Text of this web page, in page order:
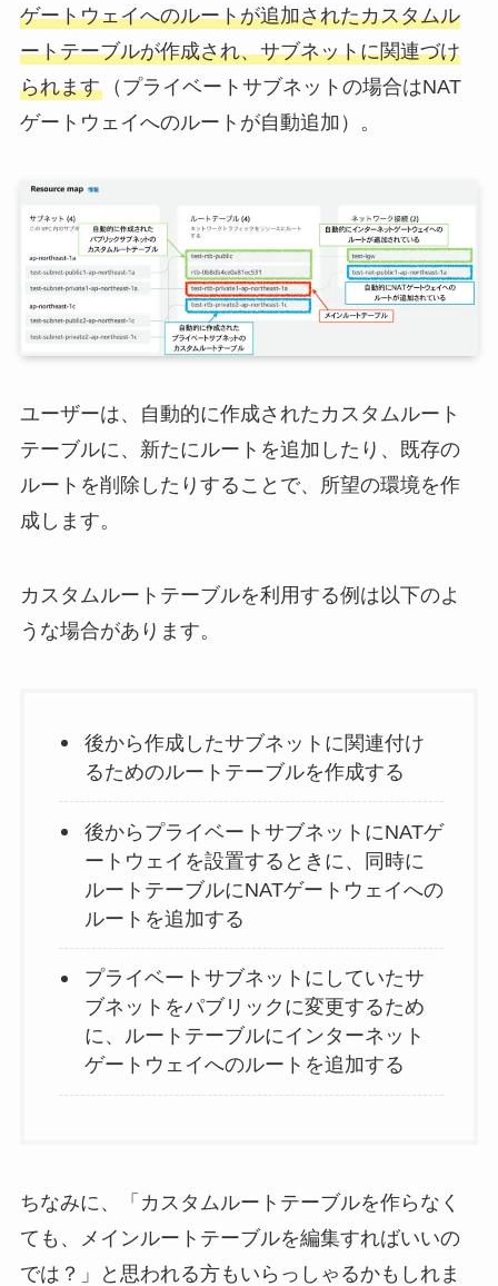
ゲートウェイへのルートが追加されたカスタムル
ートテーブルが作成され、サブネットに関連づけ
られます（プライベートサブネットの場合はNAT
ゲートウェイへのルートが自動追加）。
ユーザーは、自動的に作成されたカスタムルート
テーブルに、新たにルートを追加したり、既存の
ルートを削除したりすることで、所望の環境を作
成します。
カスタムルートテーブルを利用する例は以下のよ
うな場合があります。
後から作成したサブネットに関連付け
るためのルートテーブルを作成する
後からプライベートサブネットにNATゲ
ートウェイを設置するときに、同時に
ルートテーブルにNATゲートウェイへの
ルートを追加する
プライベートサブネットにしていたサ
ブネットをパブリックに変更するため
に、ルートテーブルにインターネット
ゲートウェイへのルートを追加する
ちなみに、「カスタムルートテーブルを作らなく
ても、メインルートテーブルを編集すればいいの
では？」と思われる方もいらっしゃるかもしれま